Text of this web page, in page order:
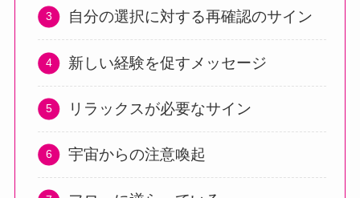
自分の選択に対する再確認のサイン
新しい経験を促すメッセージ
リラックスが必要なサイン
宇宙からの注意喚起